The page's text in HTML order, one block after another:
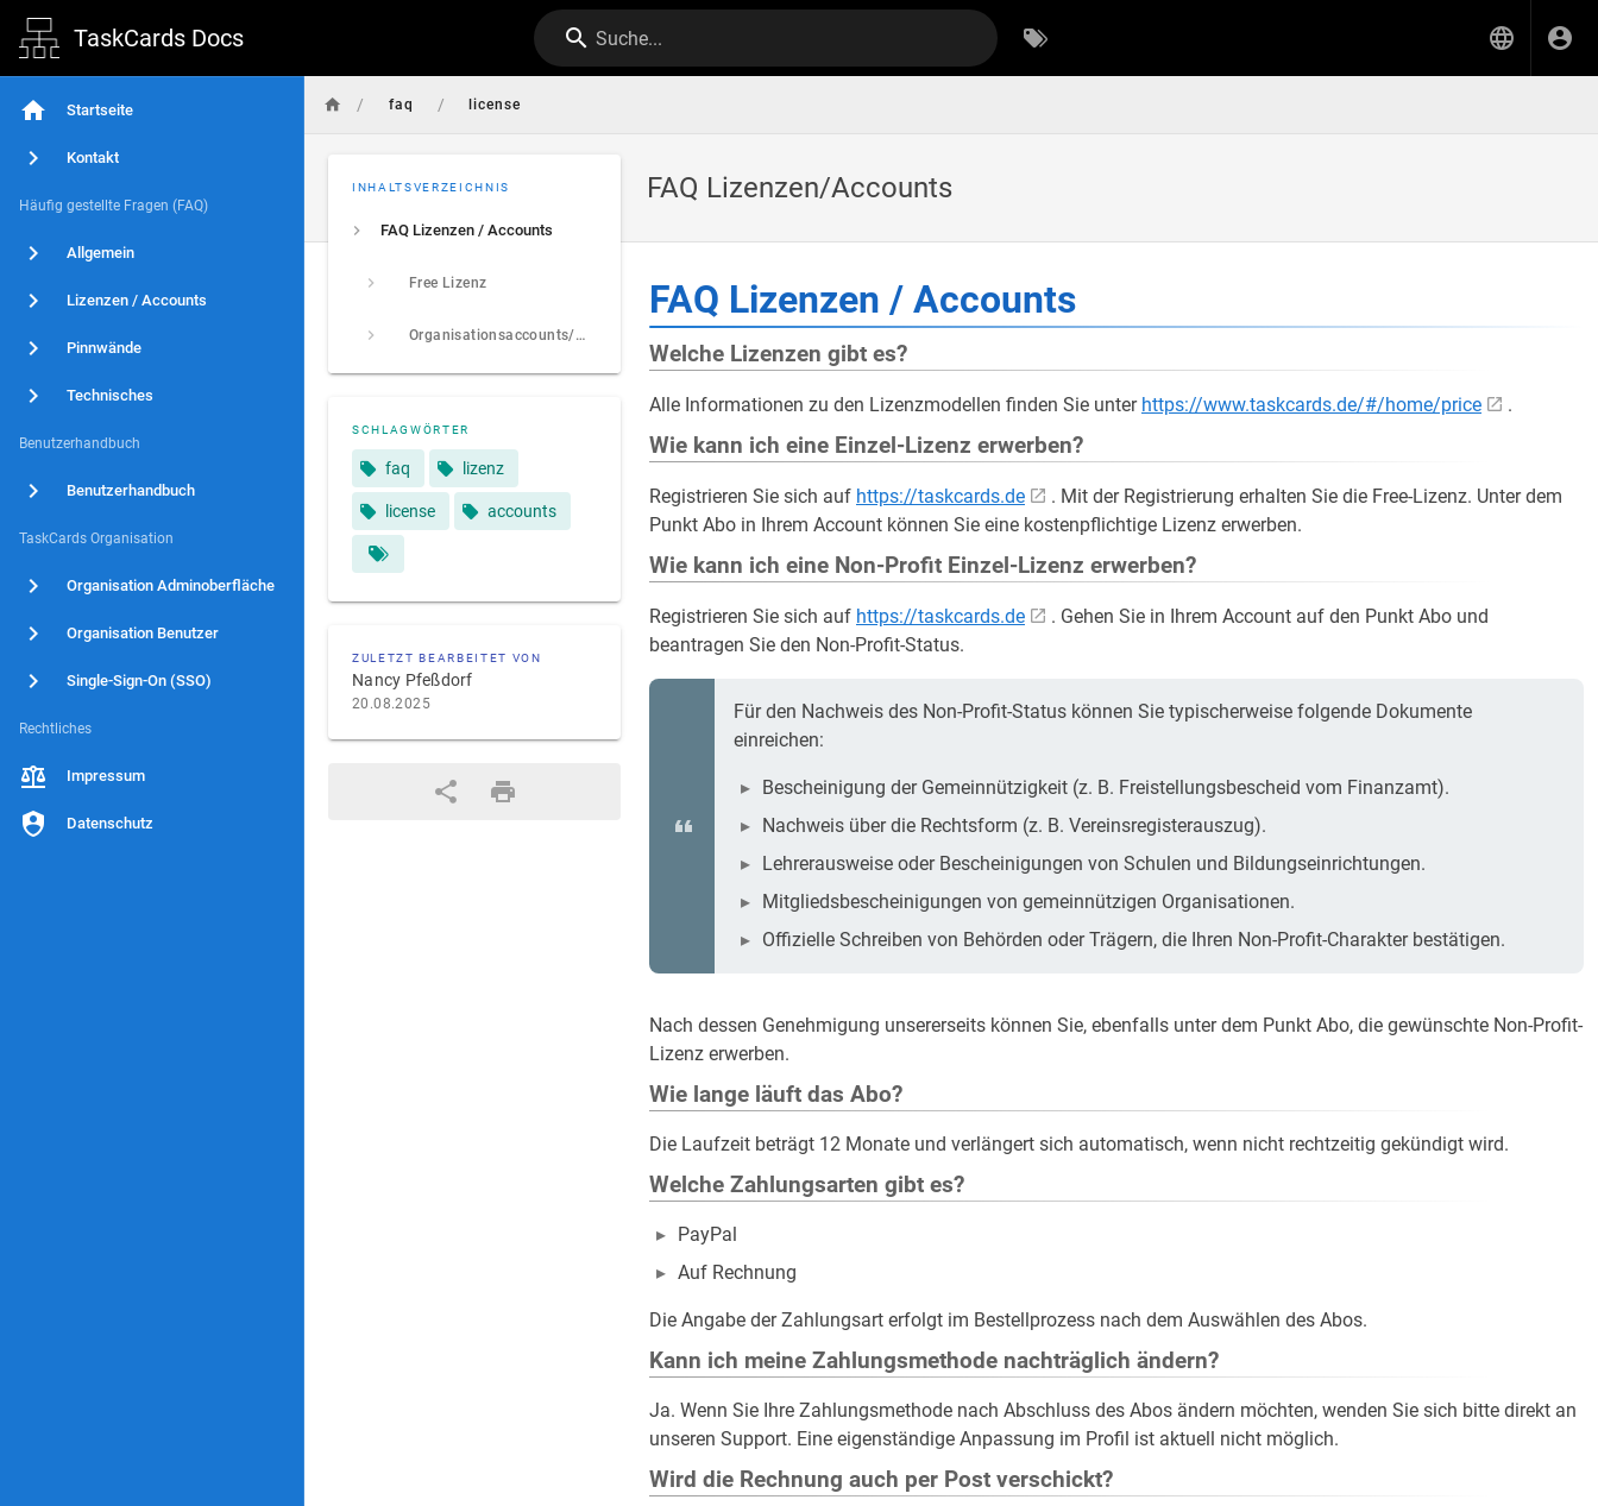
TaskCards Docs Suche...
Startseite
Kontakt
Häufig gestellte Fragen (FAQ)
Allgemein
Lizenzen / Accounts
Pinnwände
Technisches
Benutzerhandbuch
Benutzerhandbuch
TaskCards Organisation
Organisation Adminoberfläche
Organisation Benutzer
Single-Sign-On (SSO)
Rechtliches
Impressum
Datenschutz
/ faq / license
FAQ Lizenzen/Accounts
INHALTSVERZEICHNIS
FAQ Lizenzen / Accounts
Free Lizenz
Organisationsaccounts/ Schulaccounts
SCHLAGWÖRTER
faq lizenz
license accounts
ZULETZT BEARBEITET VON
Nancy Pfeßdorf
20.08.2025
FAQ Lizenzen / Accounts
Welche Lizenzen gibt es?
Alle Informationen zu den Lizenzmodellen finden Sie unter https://www.taskcards.de/#/home/price .
Wie kann ich eine Einzel-Lizenz erwerben?
Registrieren Sie sich auf https://taskcards.de
. Mit der Registrierung erhalten Sie die Free-Lizenz. Unter dem
Punkt Abo in Ihrem Account können Sie eine kostenpflichtige Lizenz erwerben.
Wie kann ich eine Non-Profit Einzel-Lizenz erwerben?
Registrieren Sie sich auf https://taskcards.de
. Gehen Sie in Ihrem Account auf den Punkt Abo und
beantragen Sie den Non-Profit-Status.
Für den Nachweis des Non-Profit-Status können Sie typischerweise folgende Dokumente
einreichen:
Bescheinigung der Gemeinnützigkeit (z. B. Freistellungsbescheid vom Finanzamt).
Nachweis über die Rechtsform (z. B. Vereinsregisterauszug).
Lehrerausweise oder Bescheinigungen von Schulen und Bildungseinrichtungen.
Mitgliedsbescheinigungen von gemeinnützigen Organisationen.
Offizielle Schreiben von Behörden oder Trägern, die Ihren Non-Profit-Charakter bestätigen.
Nach dessen Genehmigung unsererseits können Sie, ebenfalls unter dem Punkt Abo, die gewünschte Non-Profit-
Lizenz erwerben.
Wie lange läuft das Abo?
Die Laufzeit beträgt 12 Monate und verlängert sich automatisch, wenn nicht rechtzeitig gekündigt wird.
Welche Zahlungsarten gibt es?
PayPal
Auf Rechnung
Die Angabe der Zahlungsart erfolgt im Bestellprozess nach dem Auswählen des Abos.
Kann ich meine Zahlungsmethode nachträglich ändern?
Ja. Wenn Sie Ihre Zahlungsmethode nach Abschluss des Abos ändern möchten, wenden Sie sich bitte direkt an
unseren Support. Eine eigenständige Anpassung im Profil ist aktuell nicht möglich.
Wird die Rechnung auch per Post verschickt?